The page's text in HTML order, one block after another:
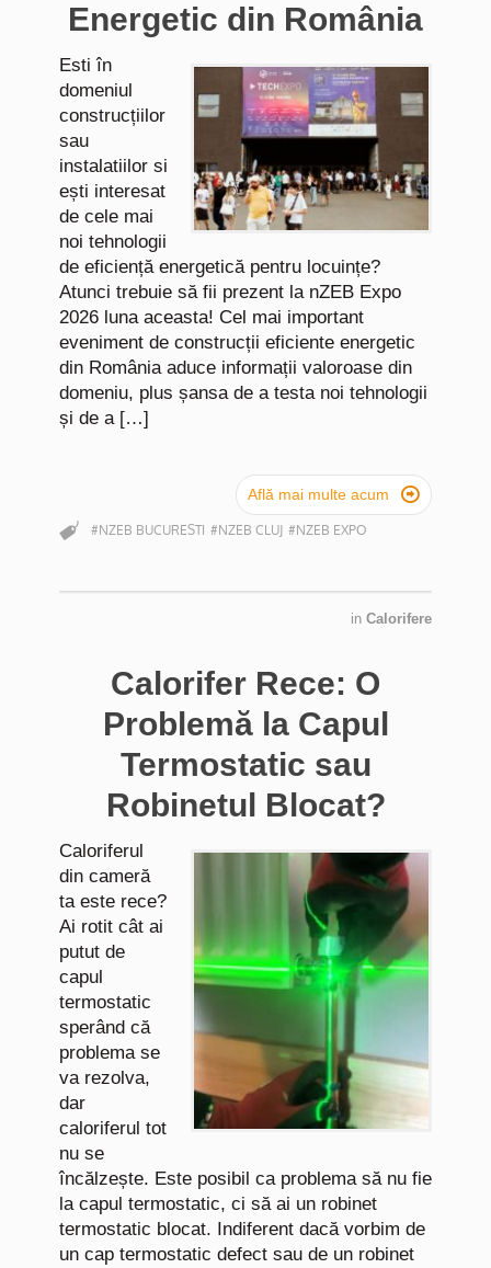
Energetic din România
Esti în
domeniul
construcțiilor
sau
instalatiilor si
ești interesat
de cele mai
noi tehnologii
de eficiență energetică pentru locuințe?
Atunci trebuie să fii prezent la nZEB Expo
2026 luna aceasta! Cel mai important
eveniment de construcții eficiente energetic
din România aduce informații valoroase din
domeniu, plus șansa de a testa noi tehnologii
și de a […]
Află mai multe acum 
#NZEB BUCURESTI #NZEB CLUJ #NZEB EXPO
in Calorifere
Calorifer Rece: O
Problemă la Capul
Termostatic sau
Robinetul Blocat?
Caloriferul
din cameră
ta este rece?
Ai rotit cât ai
putut de
capul
termostatic
sperând că
problema se
va rezolva,
dar
caloriferul tot
nu se
încălzește. Este posibil ca problema să nu fie
la capul termostatic, ci să ai un robinet
termostatic blocat. Indiferent dacă vorbim de
un cap termostatic defect sau de un robinet